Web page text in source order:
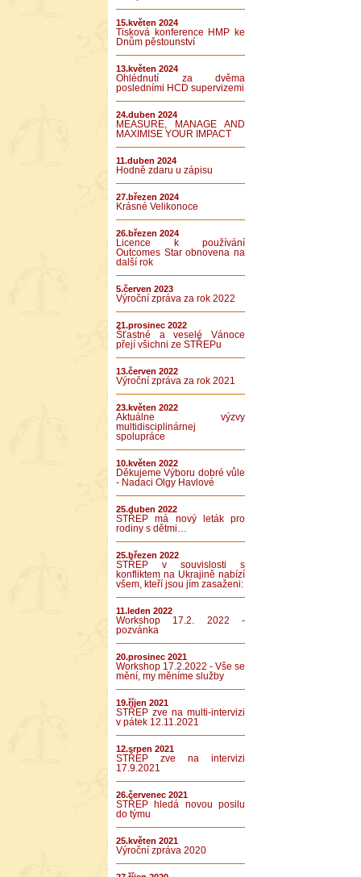
15.květen 2024
Tisková konference HMP ke
Dnům pěstounství
13.květen 2024
Ohlédnutí za dvěma
posledními HCD supervizemi
24.duben 2024
MEASURE, MANAGE AND
MAXIMISE YOUR IMPACT
11.duben 2024
Hodně zdaru u zápisu
27.březen 2024
Krásné Velikonoce
26.březen 2024
Licence k používání
Outcomes Star obnovena na
další rok
5.červen 2023
Výroční zpráva za rok 2022
21.prosinec 2022
Šťastné a veselé Vánoce
přejí všichni ze STŘEPu
13.červen 2022
Výroční zpráva za rok 2021
23.květen 2022
Aktuálne výzvy
multidisciplinárnej
spolupráce
10.květen 2022
Děkujeme Výboru dobré vůle
- Nadaci Olgy Havlové
25.duben 2022
STŘEP má nový leták pro
rodiny s dětmi…
25.březen 2022
STŘEP v souvislosti s
konfliktem na Ukrajině nabízí
všem, kteří jsou jím zasaženi:
11.leden 2022
Workshop 17.2. 2022 -
pozvánka
20.prosinec 2021
Workshop 17.2.2022 - Vše se
mění, my měníme služby
19.říjen 2021
STŘEP zve na multi-intervizi
v pátek 12.11.2021
12.srpen 2021
STŘEP zve na intervizi
17.9.2021
26.červenec 2021
STŘEP hledá novou posilu
do týmu
25.květen 2021
Výroční zpráva 2020